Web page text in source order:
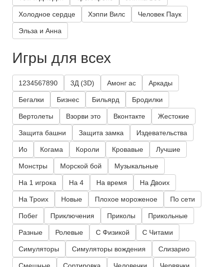
Холодное сердце Хэппи Вилс Человек Паук
Эльза и Анна
Игры для всех
1234567890 3Д (3D) Амонг ас Аркады
Бегалки Бизнес Бильярд Бродилки
Вертолеты Взорви это Вконтакте Жестокие
Защита башни Защита замка Издевательства
Ио Когама Короли Кровавые Лучшие
Монстры Морской бой Музыкальные
На 1 игрока На 4 На время На Двоих
На Троих Новые Плохое мороженое По сети
Побег Приключения Приколы Прикольные
Разные Ролевые С Физикой С Читами
Симуляторы Симуляторы вождения Слизарио